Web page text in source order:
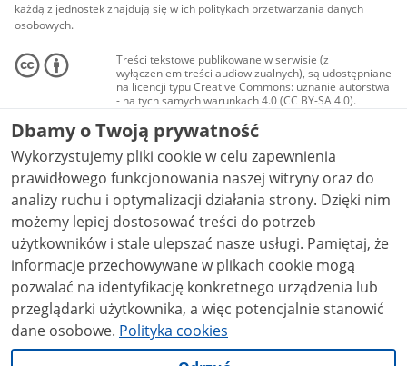
każdą z jednostek znajdują się w ich politykach przetwarzania danych
osobowych.
Treści tekstowe publikowane w serwisie (z
wyłączeniem treści audiowizualnych), są udostępniane
na licencji typu Creative Commons: uznanie autorstwa
- na tych samych warunkach 4.0 (CC BY-SA 4.0).
Materiały audiowizualne, w tym zdjęcia, materiały
audio i wideo, są udostępniane na licencji typu
Creative Commons: uznanie autorstwa użycie
niekomercyjne - bez utworów zależnych 4.0 (CC BY-
NC-ND 4.0), o ile nie jest to stwierdzone inaczej.
Dbamy o Twoją prywatność
Wykorzystujemy pliki cookie w celu zapewnienia
prawidłowego funkcjonowania naszej witryny oraz do
analizy ruchu i optymalizacji działania strony. Dzięki nim
możemy lepiej dostosować treści do potrzeb
użytkowników i stale ulepszać nasze usługi. Pamiętaj, że
informacje przechowywane w plikach cookie mogą
pozwalać na identyfikację konkretnego urządzenia lub
przeglądarki użytkownika, a więc potencjalnie stanowić
dane osobowe. Polityka cookies